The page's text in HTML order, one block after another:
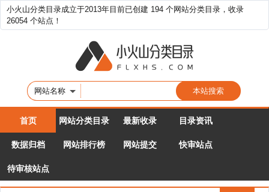
小火山分类目录成立于2013年目前已创建 194 个网站分类目录，收录
26054 个站点！
网站名称
首页 网站分类目录 最新收录 目录资讯
数据归档 网站排行榜 网站提交 快审站点
待审核站点